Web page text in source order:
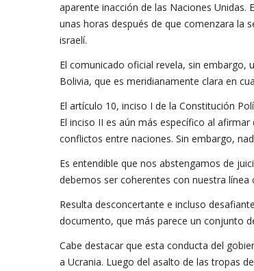
aparente inacción de las Naciones
unas horas después de que comenzara la
israelí.
El comunicado oficial revela, sin
Bolivia, que es meridianamente clara en
El artículo 10, inciso I de la Constitución
El inciso II es aún más específico al
conflictos entre naciones. Sin embargo,
Es entendible que nos abstengamos de
debemos ser coherentes con nuestra
Resulta desconcertante e incluso
documento, que más parece un conjunto
Cabe destacar que esta conducta del
a Ucrania. Luego del asalto de las tropas